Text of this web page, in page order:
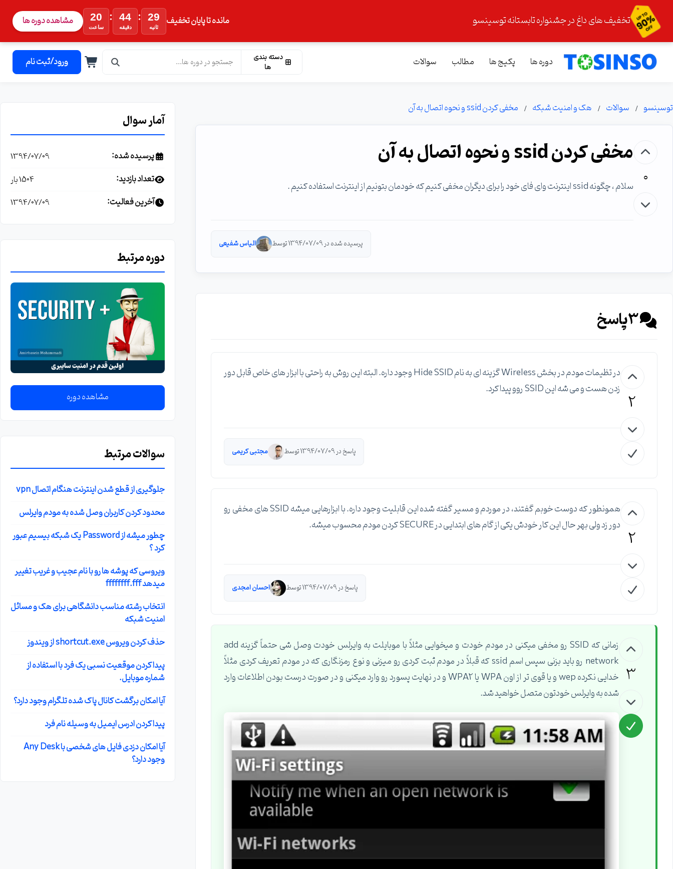
تخفیف های داغ در جشنواره تابستانه توسینسو مانده تا پایان تخفیف 20
ساعت
: 44
دقیقه
: 28
ثانیه مشاهده دوره ها
دوره ها پکیج ها مطالب سوالات
دسته بندی
ها
ورود/ثبت نام
توسینسو سوالات هک و امنیت شبکه مخفی کردن ssid و نحوه اتصال به آن
0
مخفی کردن ssid و نحوه اتصال به آن
سلام ، چگونه ssid اینترنت وای فای خود را برای دیگران مخفی کنیم که خودمان بتونیم از اینترنت استفاده کنیم .
پرسیده شده در 1394/07/09 توسط الیاس شفیعی
3پاسخ
2
در تظیمات مودم در بخش Wireless گزینه ای به نام Hide SSID وجود داره. البته این روش به راحتی با ابزار های خاص قابل دور
زدن هست و می شه این SSID روو پیدا کرد.
پاسخ در 1394/07/09 توسط مجتبی کریمی
2
همونطور که دوست خوبم گفتند، در موردم و مسیر گفته شده این قابلیت وجود داره. با ابزارهایی میشه SSID های مخفی رو
دور زد ولی بهر حال این کار خودش یکی از گام های ابتدایی در SECURE کردن مودم محسوب میشه.
پاسخ در 1394/07/09 توسط احسان امجدی
3
زمانی که SSID رو مخفی میکنی در مودم خودت و میخوایی مثلاً با موبایلت به وایرلس خودت وصل شی حتماً گزینه add
network رو باید بزنی سپس اسم ssid که قبلاً در مودم ثبت کردی رو میزنی و نوع رمزنگاری که در مودم تعریف کردی مثلاً
خدایی نکرده wep و یا قوی تر از اون WPA یا WPA2 و در نهایت پسورد رو وارد میکنی و در صورت درست بودن اطلاعات وارد
شده به وایرلس خودتون متصل خواهید شد.
آمار سوال
پرسیده شده: 1394/07/09
تعداد بازدید: 1504 بار
آخرین فعالیت: 1394/07/09
دوره مرتبط
مشاهده دوره
سوالات مرتبط
جلوگیری از قطع شدن اینترنت هنگام اتصال vpn
محدود کردن کاربران وصل شده به مودم وایرلس
چطور میشه از Password یک شبکه بیسیم عبور
کرد ؟
ویروسی که پوشه ها رو با نام عجیب و غریب تغییر
میدهد ffffffff.fff
انتخاب رشته مناسب دانشگاهی برای هک و مسائل
امنیت شبکه
حذف کردن ویروس shortcut.exe از ویندوز
پیدا کردن موقعیت نسبی یک فرد با استفاده از
شماره موبایل.
آیا امکان برگشت کانال پاک شده تلگرام وجود دارد؟
پیدا کردن ادرس ایمیل به وسیله نام فرد
آیا امکان دزدی فایل های شخصی با Any Desk
وجود دارد؟